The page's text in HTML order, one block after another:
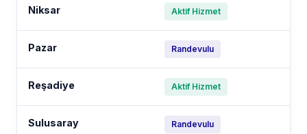
Niksar Aktif Hizmet
Pazar Randevulu
Reşadiye Aktif Hizmet
Sulusaray Randevulu